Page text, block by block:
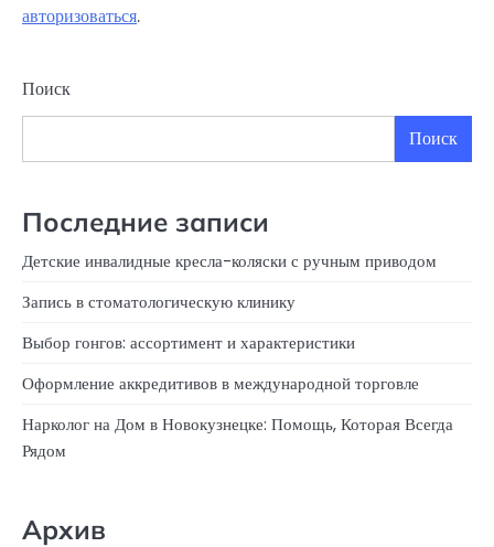
авторизоваться.
Поиск
Поиск
Последние записи
Детские инвалидные кресла-коляски с ручным приводом
Запись в стоматологическую клинику
Выбор гонгов: ассортимент и характеристики
Оформление аккредитивов в международной торговле
Нарколог на Дом в Новокузнецке: Помощь, Которая Всегда
Рядом
Архив